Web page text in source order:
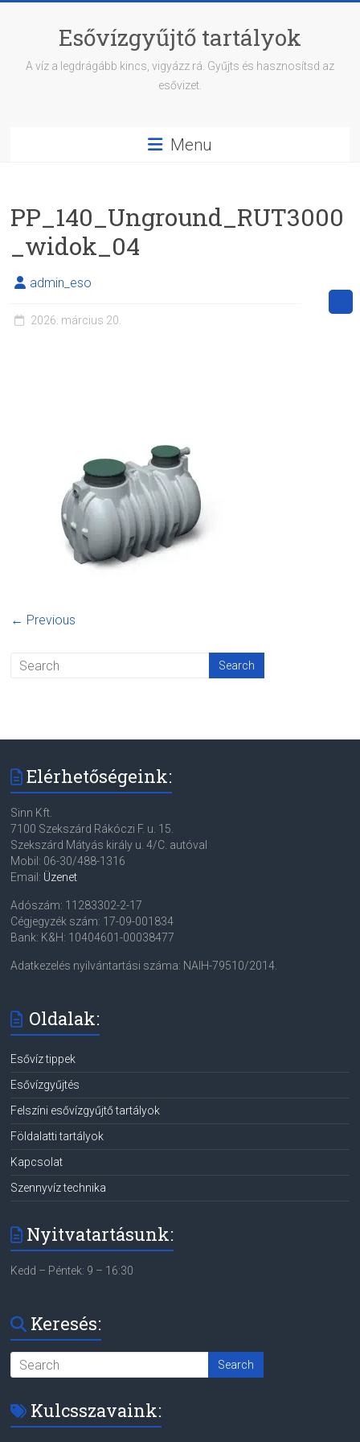
Esővízgyűjtő tartályok
A víz a legdrágább kincs, vigyázz rá. Gyűjts és hasznosítsd az
esővizet.
Menu
PP_140_Unground_RUT3000
_widok_04
admin_eso
2026. március 20.
← Previous
Elérhetőségeink:
Sinn Kft.
7100 Szekszárd Rákóczi F. u. 15.
Szekszárd Mátyás király u. 4/C. autóval
Mobil: 06-30/488-1316
Email: Üzenet
Adószám: 11283302-2-17
Cégjegyzék szám: 17-09-001834
Bank: K&H: 10404601-00038477
Adatkezelés nyilvántartási száma: NAIH-79510/2014.
Oldalak:
Esővíz tippek
Esővízgyűjtés
Felszíni esővízgyűjtő tartályok
Földalatti tartályok
Kapcsolat
Szennyvíz technika
Nyitvatartásunk:
Kedd – Péntek: 9 – 16:30
Keresés:
Kulcsszavaink: